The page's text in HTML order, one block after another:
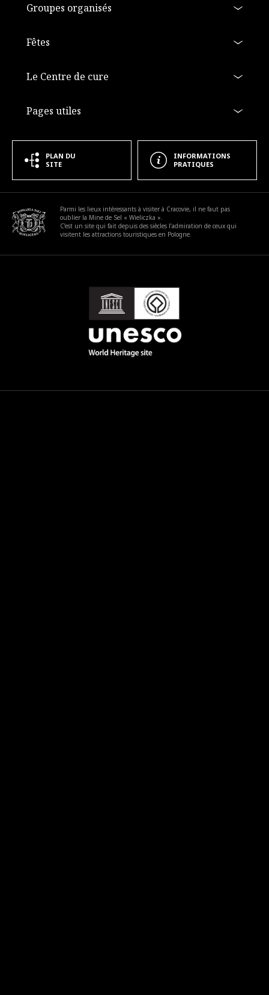
Groupes organisés
Fêtes
Le Centre de cure
Pages utiles
Parmi les lieux intéressants à visiter à Cracovie, il ne faut pas
oublier la Mine de Sel « Wieliczka ».
C’est un site qui fait depuis des siècles l’admiration de ceux qui
visitent les attractions touristiques en Pologne.
a11y.footer_extra
PLAN DU
SITE
INFORMATIONS
PRATIQUES